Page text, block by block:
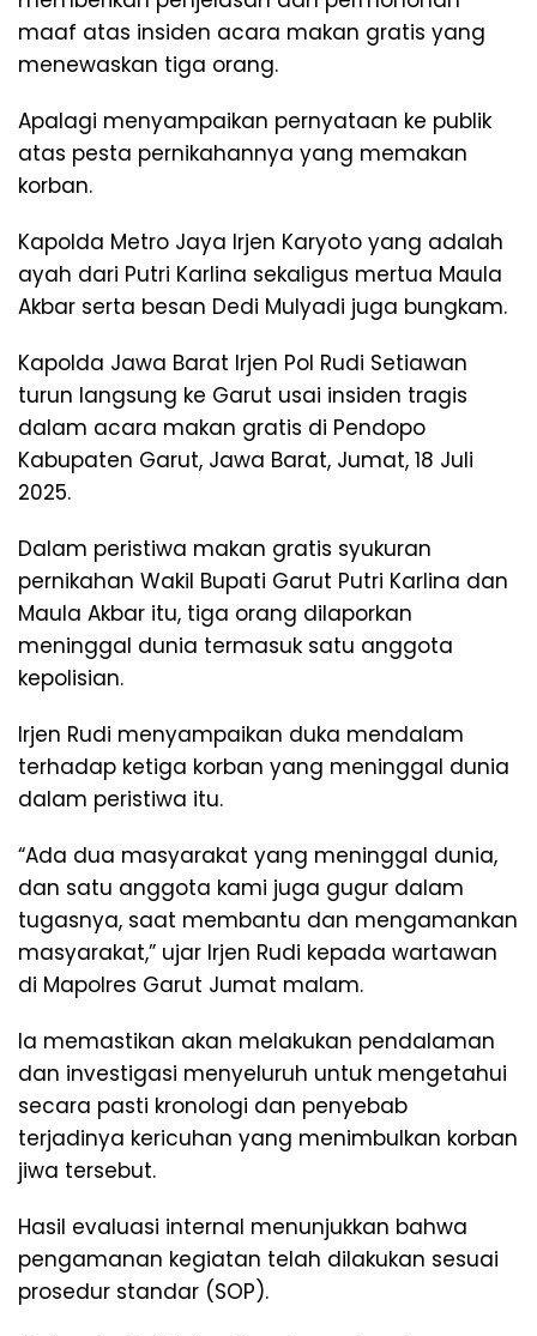
maaf atas insiden acara makan gratis yang
menewaskan tiga orang.
Apalagi menyampaikan pernyataan ke publik
atas pesta pernikahannya yang memakan
korban.
Kapolda Metro Jaya Irjen Karyoto yang adalah
ayah dari Putri Karlina sekaligus mertua Maula
Akbar serta besan Dedi Mulyadi juga bungkam.
Kapolda Jawa Barat Irjen Pol Rudi Setiawan
turun langsung ke Garut usai insiden tragis
dalam acara makan gratis di Pendopo
Kabupaten Garut, Jawa Barat, Jumat, 18 Juli
2025.
Dalam peristiwa makan gratis syukuran
pernikahan Wakil Bupati Garut Putri Karlina dan
Maula Akbar itu, tiga orang dilaporkan
meninggal dunia termasuk satu anggota
kepolisian.
Irjen Rudi menyampaikan duka mendalam
terhadap ketiga korban yang meninggal dunia
dalam peristiwa itu.
“Ada dua masyarakat yang meninggal dunia,
dan satu anggota kami juga gugur dalam
tugasnya, saat membantu dan mengamankan
masyarakat,” ujar Irjen Rudi kepada wartawan
di Mapolres Garut Jumat malam.
Ia memastikan akan melakukan pendalaman
dan investigasi menyeluruh untuk mengetahui
secara pasti kronologi dan penyebab
terjadinya kericuhan yang menimbulkan korban
jiwa tersebut.
Hasil evaluasi internal menunjukkan bahwa
pengamanan kegiatan telah dilakukan sesuai
prosedur standar (SOP).